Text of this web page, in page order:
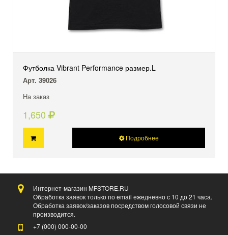
Футболка Vibrant Performance размер.L
Арт. 39026
На заказ
1,650
Подробнее
Интернет-магазин MFSTORE.RU
Обработка заявок только по email ежедневно с 10 до 21 часа.
Обработка заявок/заказов посредством голосовой связи не
производится.
+7 (000) 000-00-00